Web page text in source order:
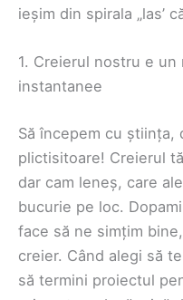
ieșim din spirala „las’
1. Creierul nostru e un
instantanee
Să începem cu
plictisitoare! Creierul
dar cam leneș, care
bucurie pe loc.
face să ne simțim
creier. Când alegi să
să termini proiectul